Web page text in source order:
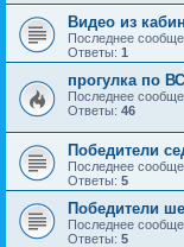
Видео из
Последнее
Ответы: 1
прогулка по
Последнее
Ответы: 46
Победители
Последнее
Ответы: 5
Победители
Последнее
Ответы: 5